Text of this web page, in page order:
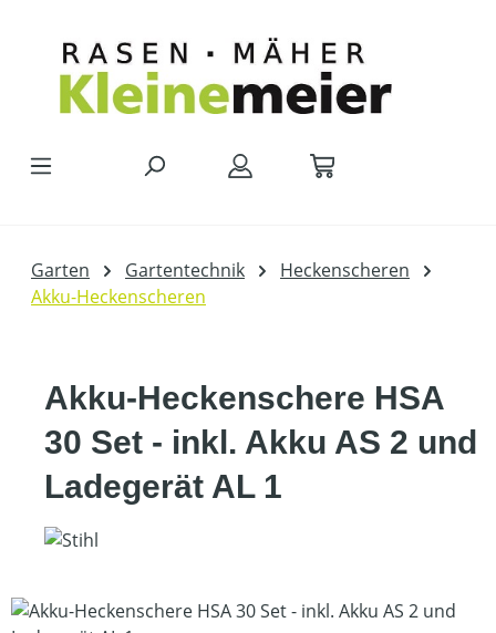
Garten Gartentechnik
Heckenscheren
Akku-Heckenscheren
Akku-Heckenschere HSA
30 Set - inkl. Akku AS 2 und
Ladegerät AL 1
Bildergalerie überspringen